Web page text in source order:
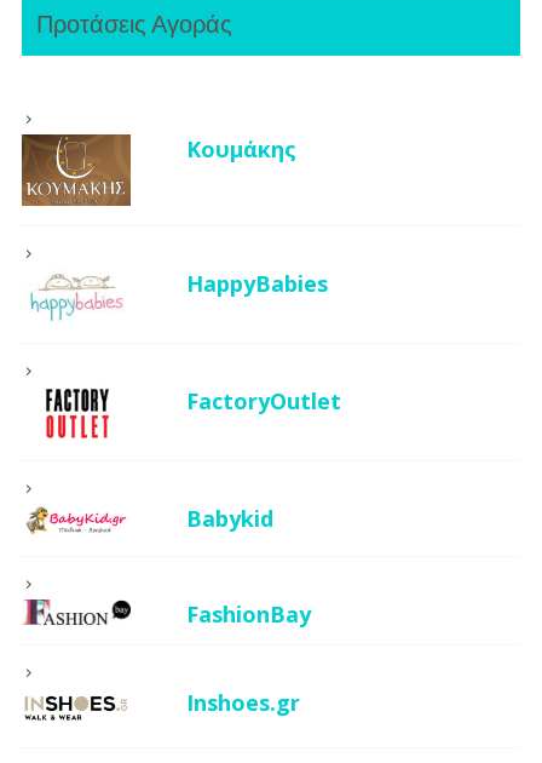
Προτάσεις Αγοράς
Κουμάκης
HappyBabies
FactoryOutlet
Babykid
FashionBay
Inshoes.gr